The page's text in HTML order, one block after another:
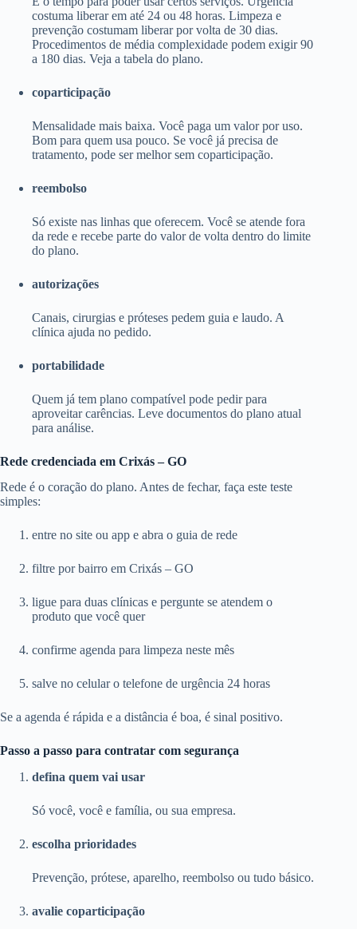
costuma liberar em até 24 ou 48 horas. Limpeza e
prevenção costumam liberar por volta de 30 dias.
Procedimentos de média complexidade podem exigir 90
a 180 dias. Veja a tabela do plano.
coparticipação
Mensalidade mais baixa. Você paga um valor por uso.
Bom para quem usa pouco. Se você já precisa de
tratamento, pode ser melhor sem coparticipação.
reembolso
Só existe nas linhas que oferecem. Você se atende fora
da rede e recebe parte do valor de volta dentro do limite
do plano.
autorizações
Canais, cirurgias e próteses pedem guia e laudo. A
clínica ajuda no pedido.
portabilidade
Quem já tem plano compatível pode pedir para
aproveitar carências. Leve documentos do plano atual
para análise.
Rede credenciada em Crixás – GO
Rede é o coração do plano. Antes de fechar, faça este teste
simples:
entre no site ou app e abra o guia de rede
filtre por bairro em Crixás – GO
ligue para duas clínicas e pergunte se atendem o
produto que você quer
confirme agenda para limpeza neste mês
salve no celular o telefone de urgência 24 horas
Se a agenda é rápida e a distância é boa, é sinal positivo.
Passo a passo para contratar com segurança
defina quem vai usar
Só você, você e família, ou sua empresa.
escolha prioridades
Prevenção, prótese, aparelho, reembolso ou tudo básico.
avalie coparticipação